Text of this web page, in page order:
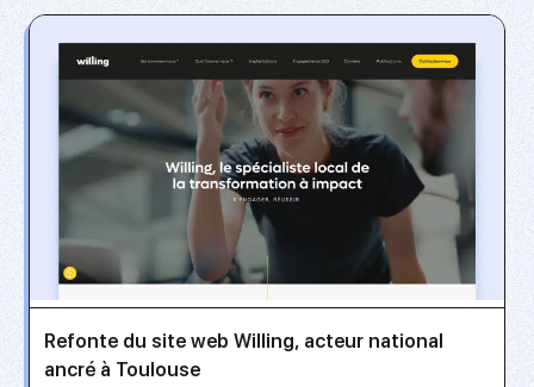
Refonte du site web Willing, acteur national
ancré à Toulouse